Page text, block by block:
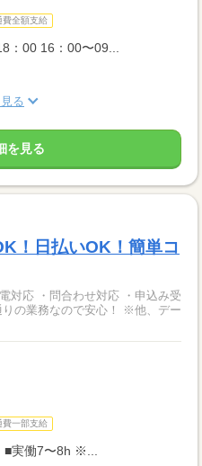
費全額支給
：00 16：00〜09...
る
を見る
！日払いOK！簡単コ
対応 ・問合わせ対応 ・申込み受
なので安心！ ※他、デー
費一部支給
実働7〜8h ※...